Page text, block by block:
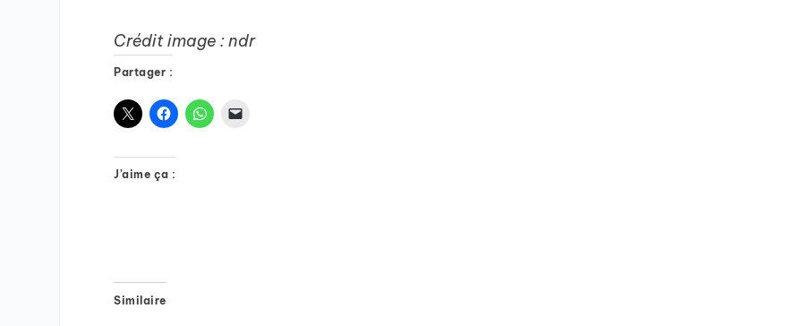
Crédit image : ndr
Partager :
J’aime ça :
Similaire